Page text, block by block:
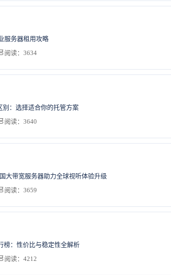
服务器租用攻略
阅读：3634
别：选择适合你的托管方案
阅读：3640
大带宽服务器助力全球视听体验升级
阅读：3659
榜：性价比与稳定性全解析
阅读：4212